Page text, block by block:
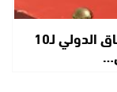
الدشيرة تحتضن النسخة الثانية من السباق الدولي لـ10